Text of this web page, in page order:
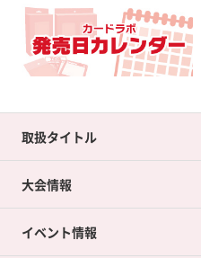
取扱タイトル
大会情報
イベント情報